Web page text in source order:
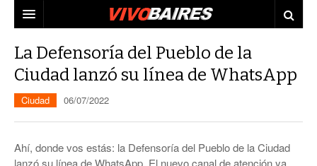
PAÍS
CONURBANO
ECONOMÍA
AGENDA
MUNDO
La Defensoría del Pueblo de la
Ciudad lanzó su línea de WhatsApp
Ciudad 06/07/2022
Ahí, donde vos estás: la Defensoría del Pueblo de la Ciudad
lanzó su línea de WhatsApp. El nuevo canal de atención ya